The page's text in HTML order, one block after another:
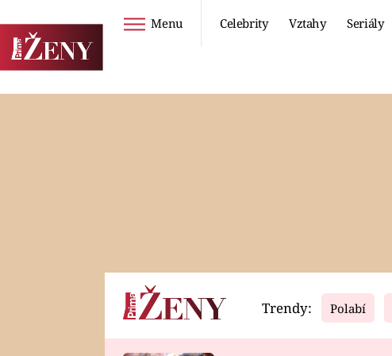
Menu Celebrity Vztahy Seriály
Horoskopy Video
Trendy: Polabí